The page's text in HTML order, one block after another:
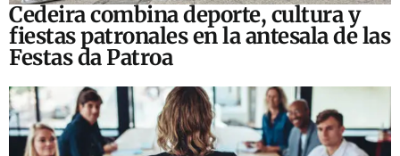
Cedeira combina deporte, cultura y
fiestas patronales en la antesala de las
Festas da Patroa